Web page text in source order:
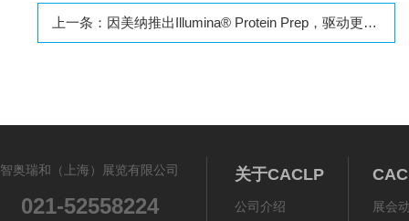
上一条： 因美纳推出Illumina® Protein Prep，驱动更深入的蛋白质组学洞察，助力药物发现与开发
智奥瑞和（上海）展览有限公司
021-52558224
关于CACLP
公司介绍 展会